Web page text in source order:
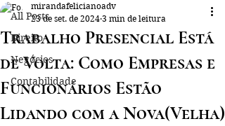
All Posts
Direito
Negócios
Contabilidade
Trabalho Presencial Está
de Volta: Como Empresas e
Funcionários Estão
Lidando com a Nova(Velha)
mirandafelicianoadv
23 de set. de 2024 3 min de leitura